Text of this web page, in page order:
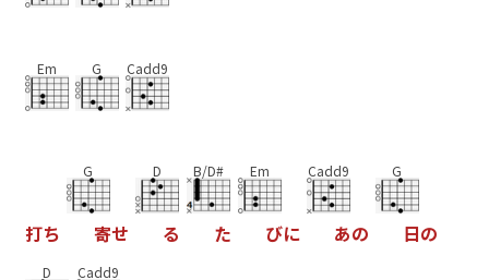
Em G Cadd9
打ち
G
寄せ
D
る
B/D#
た
Em
びに
Cadd9
あの
G
日の
D Cadd9